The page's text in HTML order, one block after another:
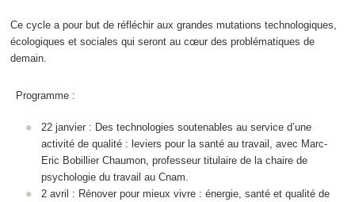
Ce cycle a pour but de réfléchir aux grandes mutations technologiques,
écologiques et sociales qui seront au cœur des problématiques de
demain.
Programme :
22 janvier : Des technologies soutenables au service d’une
activité de qualité : leviers pour la santé au travail, avec Marc-
Eric Bobillier Chaumon, professeur titulaire de la chaire de
psychologie du travail au Cnam.
2 avril : Rénover pour mieux vivre : énergie, santé et qualité de